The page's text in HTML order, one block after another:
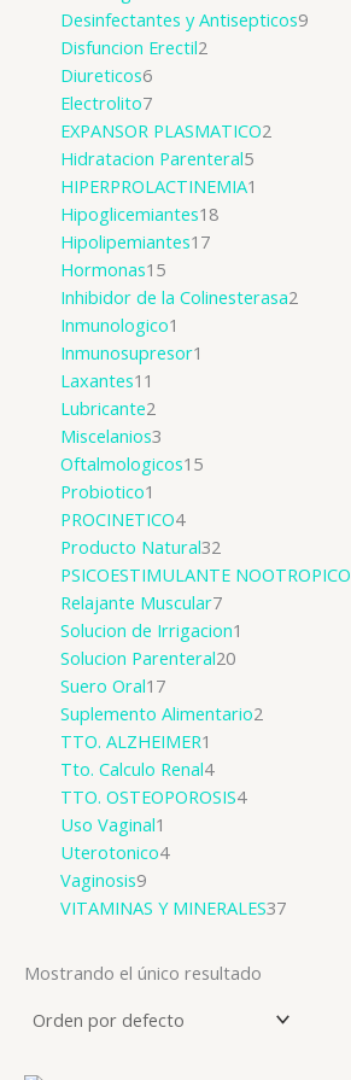
Desinfectantes y Antisepticos9
Disfuncion Erectil2
Diureticos6
Electrolito7
EXPANSOR PLASMATICO2
Hidratacion Parenteral5
HIPERPROLACTINEMIA1
Hipoglicemiantes18
Hipolipemiantes17
Hormonas15
Inhibidor de la Colinesterasa2
Inmunologico1
Inmunosupresor1
Laxantes11
Lubricante2
Miscelanios3
Oftalmologicos15
Probiotico1
PROCINETICO4
Producto Natural32
PSICOESTIMULANTE NOOTROPICO
Relajante Muscular7
Solucion de Irrigacion1
Solucion Parenteral20
Suero Oral17
Suplemento Alimentario2
TTO. ALZHEIMER1
Tto. Calculo Renal4
TTO. OSTEOPOROSIS4
Uso Vaginal1
Uterotonico4
Vaginosis9
VITAMINAS Y MINERALES37
Mostrando el único resultado